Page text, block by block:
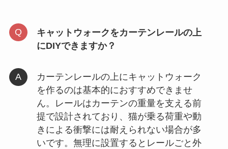
キャットウォークをカーテンレールの上
にDIYできますか？
カーテンレールの上にキャットウォーク
を作るのは基本的におすすめできませ
ん。レールはカーテンの重量を支える前
提で設計されており、猫が乗る荷重や動
きによる衝撃には耐えられない場合が多
いです。無理に設置するとレールごと外